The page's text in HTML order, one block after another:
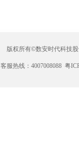
版权所有©数安时代科技股
客服热线：4007008088 粤